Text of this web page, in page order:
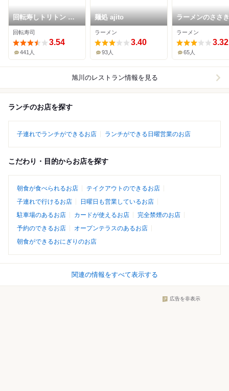
回転寿しトリトン 旭
神店
回転寿司
3.54
441人
麺処 ajito
ラーメン
3.40
93人
ラーメンのささき
ラーメン
3.32
65人
旭川 のレストラン情報を見る
ランチのお店を探す
子連れでランチができるお店 ランチができる日曜営業のお店
こだわり・目的からお店を探す
朝食が食べられるお店
テイクアウトのできるお店
子連れで行けるお店
日曜日も営業しているお店
駐車場のあるお店
カードが使えるお店
完全禁煙のお店
予約のできるお店
オープンテラスのあるお店
朝食ができるおにぎりのお店
関連の情報をすべて表示する
広告を非表示